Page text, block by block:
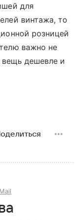
для
винтажа, то
розницей
важно не
вещь дешевле и